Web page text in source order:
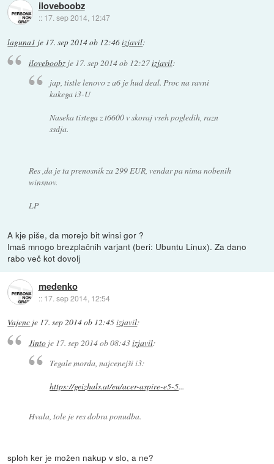
iloveboobz
:: 17. sep 2014, 12:47
laguna1 je 17. sep 2014 ob 12:46izjavil:
iloveboobzje 17. sep 2014 ob 12:27izjavil:
jap, tistle lenovo z a6 je hud deal. Proc na ravni
kakega i3-U
Naseka tistega z t6600 v skoraj vseh pogledih, razn
ssdja.
Res ,da je ta prenosnik za 299 EUR, vendar pa nima nobenih
winsnov.
LP
A kje piše, da morejo bit winsi gor ?
Imaš mnogo brezplačnih varjant (beri: Ubuntu Linux). Za dano
rabo več kot dovolj
medenko
:: 17. sep 2014, 12:54
Vajenc je 17. sep 2014 ob 12:45izjavil:
Jintoje 17. sep 2014 ob 08:43izjavil:
Tegale morda, najcenejši i3:
https://geizhals.at/eu/acer-aspire-e5-5...
Hvala, tole je res dobra ponudba.
sploh ker je možen nakup v slo, a ne?